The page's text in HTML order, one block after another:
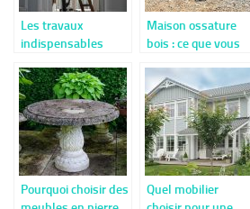
Les travaux
indispensables
d’une maison
Maison ossature
bois : ce que vous
Pourquoi choisir des
Quel mobilier